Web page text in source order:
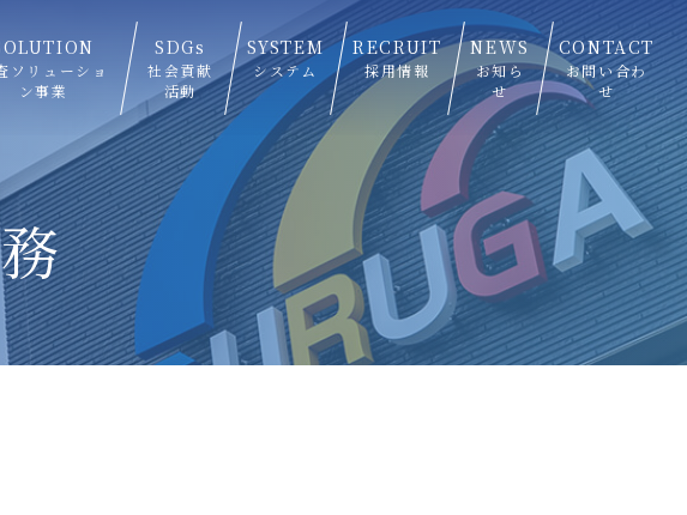
ソリューショ
ン事業
SDGs
社会貢献
活動
SYSTEM
システム
RECRUIT
採用情報
NEWS
お知ら
せ
CONTACT
お問い合わ
せ